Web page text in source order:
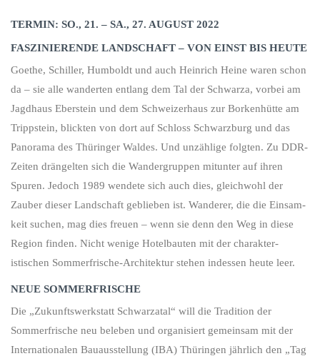
TERMIN: SO., 21. – SA., 27. AUGUST 2022
FASZINIERENDE LANDSCHAFT – VON EINST BIS HEUTE
Goethe, Schiller, Humboldt und auch Heinrich Heine waren schon
da – sie alle wanderten entlang dem Tal der Schwarza, vorbei am
Jagd­haus Eber­stein und dem Schweizerhaus zur Borken­hütte am
Trippstein, blickten von dort auf Schloss Schwarz­burg und das
Panorama des Thüringer Waldes. Und unzählige folgten. Zu DDR-
Zeiten drängelten sich die Wander­gruppen mitunter auf ihren
Spuren. Jedoch 1989 wendete sich auch dies, gleichwohl der
Zauber dieser Land­schaft geblieben ist. Wanderer, die die Einsam­
keit suchen, mag dies freuen – wenn sie denn den Weg in diese
Region finden. Nicht wenige Hotel­bauten mit der charakter­
istischen Sommer­frische-Architektur stehen indessen heute leer.
NEUE SOMMERFRISCHE
Die „Zukunfts­werkstatt Schwarzatal“ will die Tradition der
Sommer­frische neu beleben und organi­siert gemein­sam mit der
Inter­nationalen Bau­aus­stellung (IBA) Thüringen jährlich den „Tag